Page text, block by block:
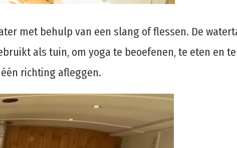
met behulp van een slang of flessen. De
als tuin, om yoga te beoefenen, te eten en
richting afleggen.